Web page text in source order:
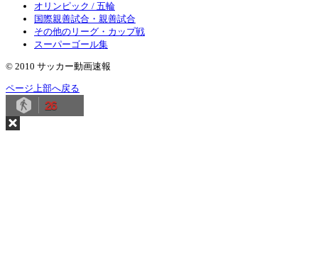
オリンピック / 五輪
国際親善試合・親善試合
その他のリーグ・カップ戦
スーパーゴール集
© 2010 サッカー動画速報
ページ上部へ戻る
26